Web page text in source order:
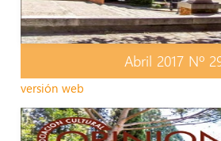
Abril 2017 Nº
versión web